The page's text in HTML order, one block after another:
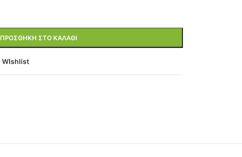
ΠΡΟΣΘΉΚΗ ΣΤΟ ΚΑΛΆΘΙ
WIshlist